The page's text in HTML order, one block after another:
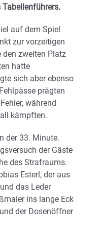
auf dem Spiel
zur vorzeitigen
zweiten Platz
hatte
sich aber ebenso
prägten
während
kämpften.
der 33. Minute.
der Gäste
des Strafraums.
Esterl, der aus
das Leder
ins lange Eck
der Dosenöffner